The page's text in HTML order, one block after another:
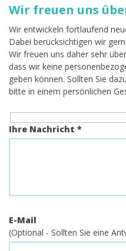
Wir freuen uns
Wir entwickeln fortlaufend
Dabei berücksichtigen wir
Wir freuen uns daher sehr
dass wir keine
geben können. Sollten Sie
bitte in einem persönlichen
Ihre Nachricht *
E-Mail
(Optional - Sollten Sie eine